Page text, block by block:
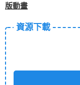
版動畫
資源下載